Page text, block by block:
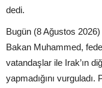
dedi.
Bugün (8 Ağustos 2026)
Bakan Muhammed,
vatandaşlar ile Irak’ın
yapmadığını